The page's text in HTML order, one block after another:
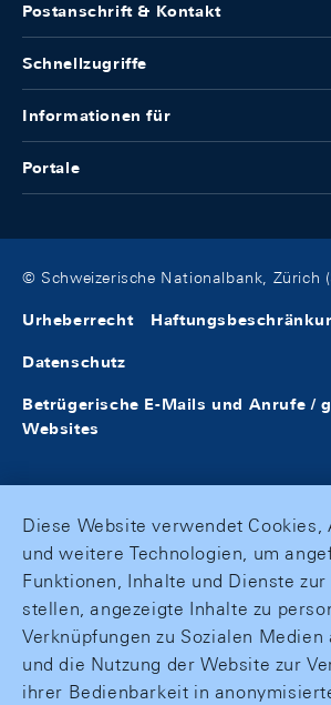
Postanschrift & Kontakt
Schnellzugriffe
Informationen für
Portale
© Schweizerische Nationalbank, Zürich
Urheberrecht
Datenschutz
Betrügerische E-Mails und Anrufe /
Websites
Diese Website verwendet Cookies,
und weitere Technologien, um
Funktionen, Inhalte und Dienste zur
stellen, angezeigte Inhalte zu
Verknüpfungen zu Sozialen Medien
und die Nutzung der Website zur
ihrer Bedienbarkeit in